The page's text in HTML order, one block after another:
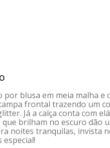
blusa em meia malha e
frontal trazendo um
Já a calça conta com
que brilham no escuro dão
noites tranquilas, invista